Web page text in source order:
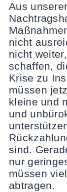
Aus
nicht
nicht
schaffen,
Krise zu
müssen
kleine und
und
sind.
nur
müssen
abtragen.